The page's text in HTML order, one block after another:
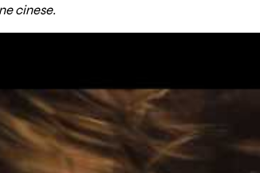
cinese.